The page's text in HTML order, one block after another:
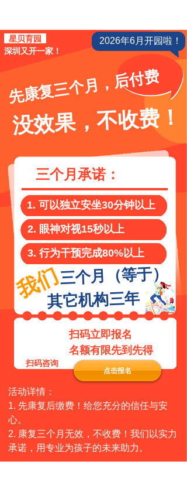
星贝育园
深圳又开一家！
先康复三个月，后付费
1. 可以独立安坐30分钟以上
没效果，不收费！
活动详情：
1. 先康复后缴费！给您充分的信任与安
心。
2. 康复三个月无效，不收费！我们以实力
承诺，用专业为孩子的未来助力。
三个月承诺：
2. 眼神对视15秒以上
3. 行为干预完成80%以上
2026年6月开园啦！
三个月（等于）
其它机构三年
我们
扫码咨询
扫码立即报名
名额有限先到先得
点击报名